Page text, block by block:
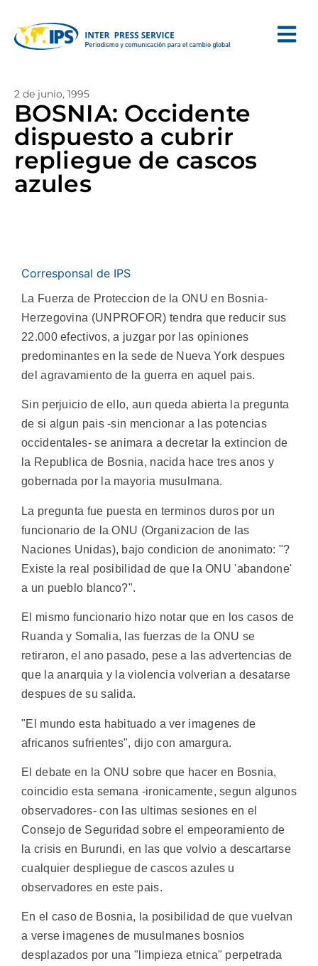
2 de junio, 1995
BOSNIA: Occidente
dispuesto a cubrir
repliegue de cascos
azules
Corresponsal de IPS
La Fuerza de Proteccion de la ONU en Bosnia-
Herzegovina (UNPROFOR) tendra que reducir sus
22.000 efectivos, a juzgar por las opiniones
predominantes en la sede de Nueva York despues
del agravamiento de la guerra en aquel pais.
Sin perjuicio de ello, aun queda abierta la pregunta
de si algun pais -sin mencionar a las potencias
occidentales- se animara a decretar la extincion de
la Republica de Bosnia, nacida hace tres anos y
gobernada por la mayoria musulmana.
La pregunta fue puesta en terminos duros por un
funcionario de la ONU (Organizacion de las
Naciones Unidas), bajo condicion de anonimato: "?
Existe la real posibilidad de que la ONU 'abandone'
a un pueblo blanco?".
El mismo funcionario hizo notar que en los casos de
Ruanda y Somalia, las fuerzas de la ONU se
retiraron, el ano pasado, pese a las advertencias de
que la anarquia y la violencia volverian a desatarse
despues de su salida.
"El mundo esta habituado a ver imagenes de
africanos sufrientes", dijo con amargura.
El debate en la ONU sobre que hacer en Bosnia,
coincidio esta semana -ironicamente, segun algunos
observadores- con las ultimas sesiones en el
Consejo de Seguridad sobre el empeoramiento de
la crisis en Burundi, en las que volvio a descartarse
cualquier despliegue de cascos azules u
observadores en este pais.
En el caso de Bosnia, la posibilidad de que vuelvan
a verse imagenes de musulmanes bosnios
desplazados por una "limpieza etnica" perpetrada